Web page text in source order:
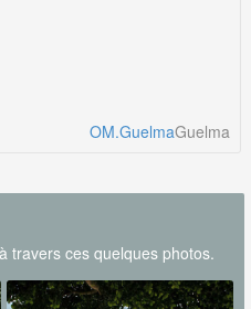
Guelma
OM.Guelma
travers ces quelques photos.